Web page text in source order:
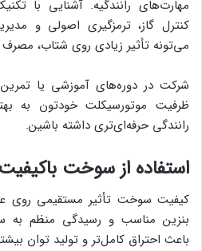
مهارت‌های رانندگیه. آشنایی با
کنترل گاز، ترمزگیری اصولی و
می‌تونه تأثیر زیادی روی شتاب،
شرکت در دوره‌های آموزشی یا
ظرفیت موتورسیکلت خودتون به
رانندگی حرفه‌ای‌تری داشته باشین.
استفاده از سوخت باکیفیت
کیفیت سوخت تأثیر مستقیمی روی
بنزین مناسب و رسیدگی منظم به
باعث احتراق کامل‌تر و تولید توان